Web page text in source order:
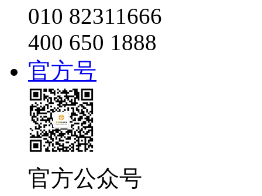
010 82311666
400 650 1888
官方号
官方公众号